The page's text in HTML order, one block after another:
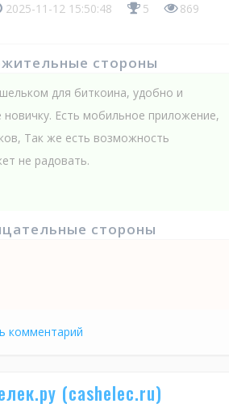
2025-11-12 15:50:48 5 869
стороны
для биткоина, удобно и
Есть мобильное приложение,
Так же есть возможность
не радовать.
стороны
комментарий
(cashelec.ru)